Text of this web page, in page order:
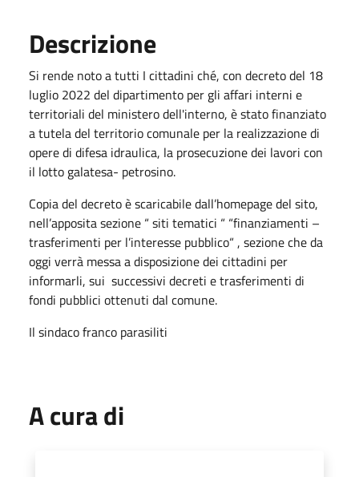
Descrizione
Si rende noto a tutti I cittadini ché, con decreto del 18
luglio 2022 del dipartimento per gli affari interni e
territoriali del ministero dell'interno, è stato finanziato
a tutela del territorio comunale per la realizzazione di
opere di difesa idraulica, la prosecuzione dei lavori con
il lotto galatesa- petrosino.
Copia del decreto è scaricabile dall’homepage del sito,
nell’apposita sezione “ siti tematici “ “finanziamenti –
trasferimenti per l’interesse pubblico“ , sezione che da
oggi verrà messa a disposizione dei cittadini per
informarli, sui successivi decreti e trasferimenti di
fondi pubblici ottenuti dal comune.
Il sindaco franco parasiliti
A cura di